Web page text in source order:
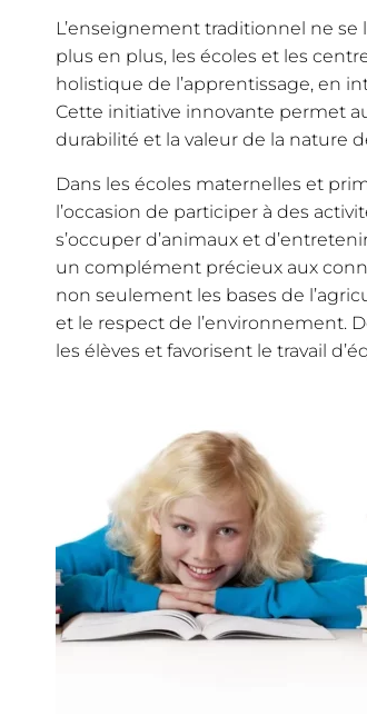
L’enseignement traditionnel ne se
plus en plus, les écoles et les
holistique de l’apprentissage, en
Cette initiative innovante permet
durabilité et la valeur de la nature
Dans les écoles maternelles et
l’occasion de participer à des
s’occuper d’animaux et
un complément précieux aux
non seulement les bases de
et le respect de l’environnement.
les élèves et favorisent le travail